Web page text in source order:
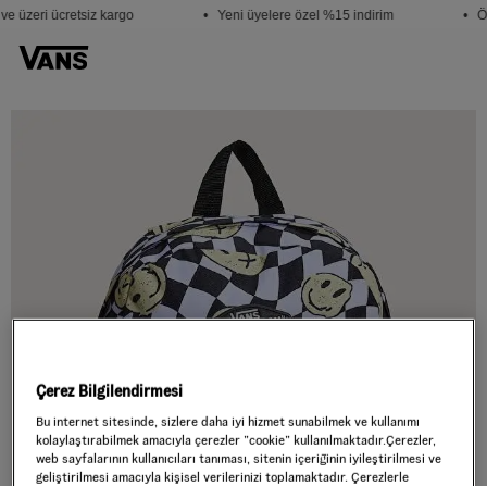
üzeri ücretsiz kargo • Yeni üyelere özel %15 indirim •
Çerez Bilgilendirmesi
Bu internet sitesinde, sizlere daha iyi hizmet sunabilmek ve kullanımı
kolaylaştırabilmek amacıyla çerezler ”cookie” kullanılmaktadır.Çerezler,
web sayfalarının kullanıcıları tanıması, sitenin içeriğinin iyileştirilmesi ve
geliştirilmesi amacıyla kişisel verilerinizi toplamaktadır. Çerezlerle